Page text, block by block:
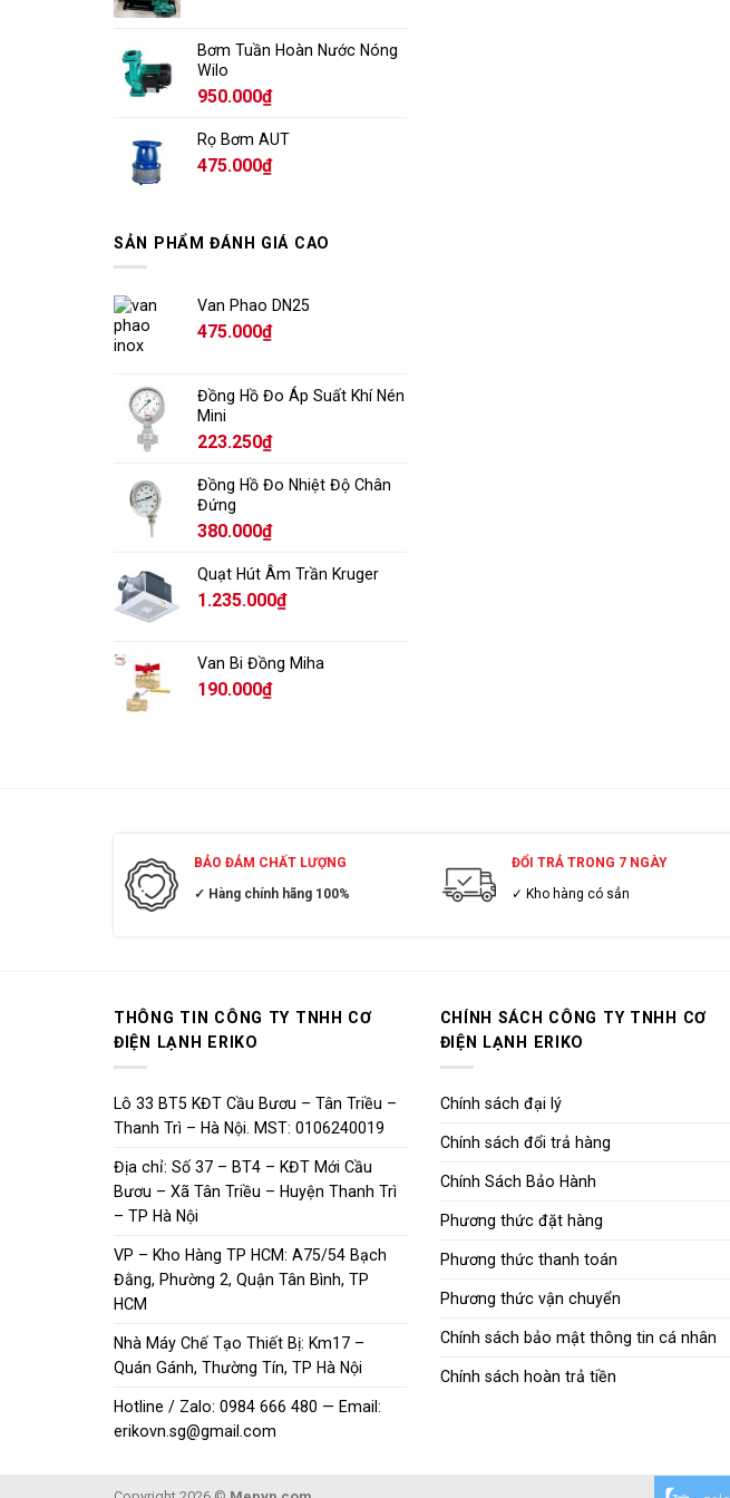
Bơm Tuần Hoàn Nước Nóng
Wilo
950.000₫
Rọ Bơm AUT
475.000₫
SẢN PHẨM ĐÁNH GIÁ CAO
Van Phao DN25
475.000₫
Đồng Hồ Đo Áp Suất Khí Nén
Mini
223.250₫
Đồng Hồ Đo Nhiệt Độ Chân
Đứng
380.000₫
Quạt Hút Âm Trần Kruger
1.235.000₫
Van Bi Đồng Miha
190.000₫
BẢO ĐẢM CHẤT LƯỢNG
✓ Hàng chính hãng 100%
ĐỔI TRẢ TRONG 7 NGÀY
✓ Kho hàng có sẳn
THÔNG TIN CÔNG TY TNHH CƠ
ĐIỆN LẠNH ERIKO
Lô 33 BT5 KĐT Cầu Bươu – Tân Triều –
Thanh Trì – Hà Nội. MST: 0106240019
Địa chỉ: Số 37 – BT4 – KĐT Mới Cầu
Bươu – Xã Tân Triều – Huyện Thanh Trì
– TP Hà Nội
VP – Kho Hàng TP HCM: A75/54 Bạch
Đằng, Phường 2, Quận Tân Bình, TP
HCM
Nhà Máy Chế Tạo Thiết Bị: Km17 –
Quán Gánh, Thường Tín, TP Hà Nội
Hotline / Zalo: 0984 666 480 — Email:
erikovn.sg@gmail.com
CHÍNH SÁCH CÔNG TY TNHH CƠ
ĐIỆN LẠNH ERIKO
Chính sách đại lý
Chính sách đổi trả hàng
Chính Sách Bảo Hành
Phương thức đặt hàng
Phương thức thanh toán
Phương thức vận chuyển
Chính sách bảo mật thông tin cá nhân
Chính sách hoàn trả tiền